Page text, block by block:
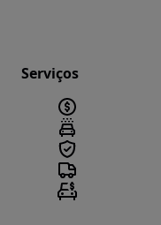
Serviços